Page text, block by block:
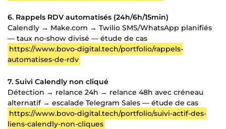
6. Rappels RDV automatisés (24h/6h/15min)
Calendly → Make.com → Twilio SMS/WhatsApp planifiés
— taux no-show divisé — étude de cas
https://www.bovo-digital.tech/portfolio/rappels-
automatises-de-rdv
7. Suivi Calendly non cliqué
Détection → relance 24h → relance 48h avec créneau
alternatif → escalade Telegram Sales — étude de cas
https://www.bovo-digital.tech/portfolio/suivi-actif-des-
liens-calendly-non-cliques